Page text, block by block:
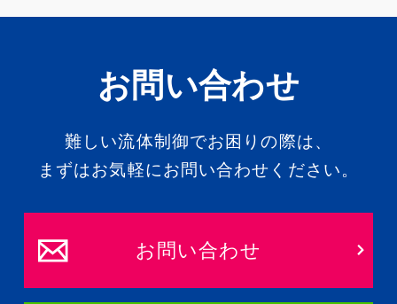
お問い合わせ
難しい流体制御でお困りの際は、
まずはお気軽にお問い合わせください。
お問い合わせ